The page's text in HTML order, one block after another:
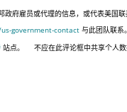
府雇员或代理的信息，或代表美国
government-contact 与此团队联系
站点。 不应在此评论框中共享个人